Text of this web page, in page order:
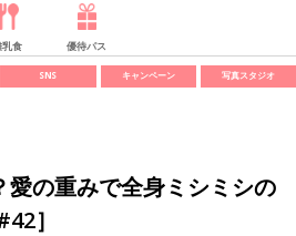
乳食 優待パス
SNS キャンペーン 写真スタジオ
愛の重みで全身ミシミシの
］